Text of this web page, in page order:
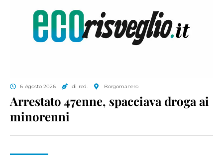
6 Agosto 2026 di red. Borgomanero
Arrestato 47enne, spacciava droga ai
minorenni